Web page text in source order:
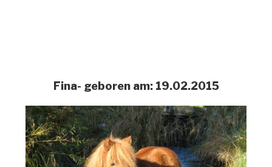
Fina- geboren am: 19.02.2015